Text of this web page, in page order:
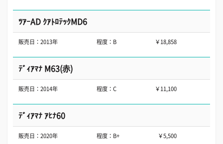
ﾂｱｰAD ｸｱﾄﾛﾃｯｸMD6
販売日：2013年 程度：B ￥18,858
ﾃﾞｨｱﾏﾅ M63(赤)
販売日：2014年 程度：C ￥11,100
ﾃﾞｨｱﾏﾅ ｱﾋﾅ60
販売日：2020年 程度：B+ ￥5,500